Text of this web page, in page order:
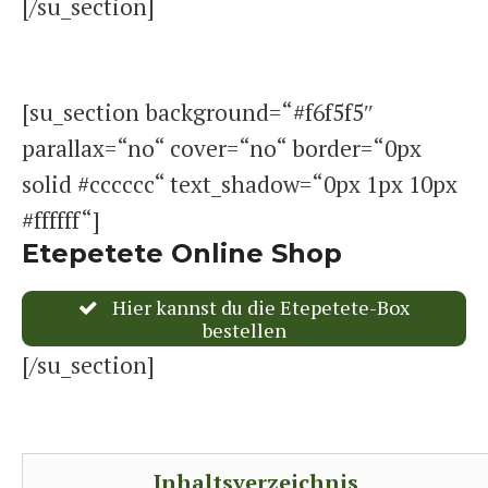
[su_section background=“#f6f5f5″
parallax=“no“ cover=“no“ border=“0px
solid #cccccc“ text_shadow=“0px 1px 10px
#ffffff“]
Etepetete Online Shop
Hier kannst du die Etepetete-Box
bestellen
[/su_section]
Inhaltsverzeichnis